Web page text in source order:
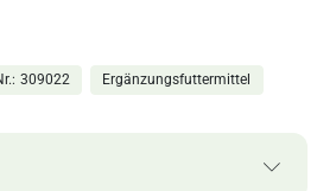
309022 Ergänzungsfuttermittel